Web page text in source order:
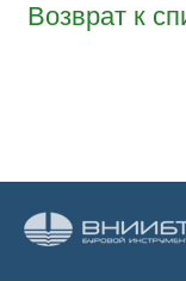
Возврат к